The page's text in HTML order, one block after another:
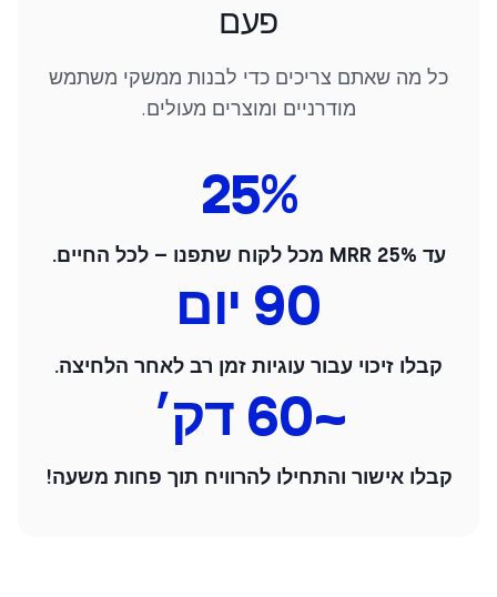
פעם
כל מה שאתם צריכים כדי לבנות ממשקי משתמש
מודרניים ומוצרים מעולים.
25%
עד 25% MRR מכל לקוח שתפנו – לכל החיים.
90יום
קבלו זיכוי עבור עוגיות זמן רב לאחר הלחיצה.
~
60דק׳
קבלו אישור והתחילו להרוויח תוך פחות משעה!